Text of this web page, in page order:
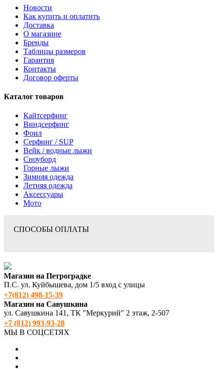
Новости
Как купить и оплатить
Доставка
О магазине
Бренды
Таблицы размеров
Гарантия
Контакты
Договор оферты
Каталог товаров
Кайтсерфинг
Виндсерфинг
Фоил
Серфинг / SUP
Вейк / водные лыжи
Сноуборд
Горные лыжи
Зимняя одежда
Летняя одежда
Аксессуары
Мото
СПОСОБЫ ОПЛАТЫ
Магазин на Петроградке
П.С. ул. Куйбышева, дом 1/5 вход с улицы
+7(812) 498‑15-39
Магазин на Савушкина
ул. Савушкина 141, ТК "Меркурий" 2 этаж, 2-507
+7 (812) 993-93-28
МЫ В СОЦСЕТЯХ